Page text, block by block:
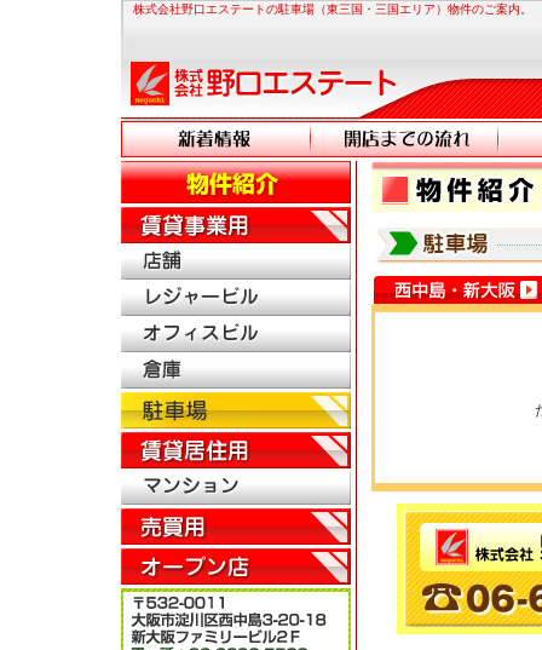
株式会社野口エステートの駐車場（東三国・三国エリア）物件のご案内。